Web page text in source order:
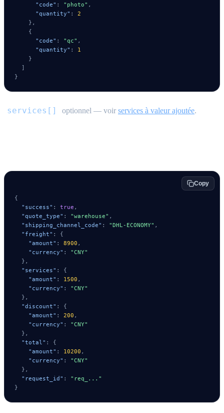
"code" : "photo" ,
"quantity" :
2
} ,
{
"code" : "qc" ,
"quantity" :
1
}
]
}
services[] optionnel — voir services à valeur ajoutée.
Copy
{
"success" : true ,
"quote_type" : "warehouse" ,
"shipping_channel_code" : "DHL-ECONOMY" ,
"freight" :
{
"amount" : 8900 ,
"currency" :
"CNY"
} ,
"services" :
{
"amount" : 1500 ,
"currency" :
"CNY"
} ,
"discount" :
{
"amount" : 200 ,
"currency" :
"CNY"
} ,
"total" :
{
"amount" : 10200 ,
"currency" :
"CNY"
} ,
"request_id" :
"req_..."
}